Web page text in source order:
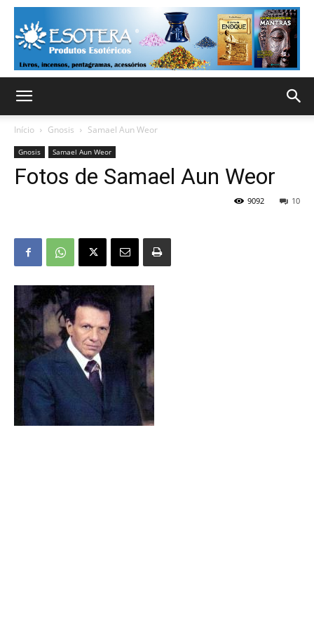
Início Gnosis Samael Aun Weor
Gnosis Samael Aun Weor
Fotos de Samael Aun Weor
10
9092